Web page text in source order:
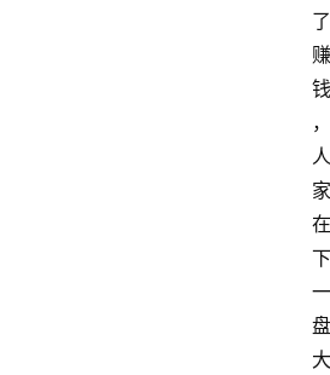
了
赚
钱
，
人
家
在
下
一
盘
大